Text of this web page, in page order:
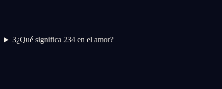
3¿Qué significa 234 en el amor?